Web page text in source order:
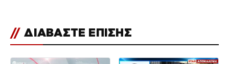
// ΔΙΑΒΑΣΤΕ ΕΠΙΣΗΣ